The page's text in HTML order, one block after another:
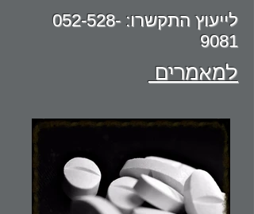
לייעוץ התקשרו:052-528-
9081
למאמרים